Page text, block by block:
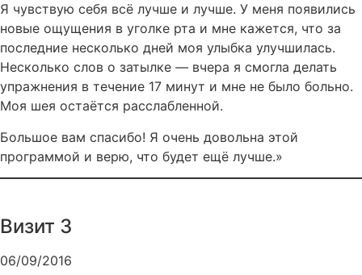
Я чувствую себя всё лучше и лучше. У меня появились
новые ощущения в уголке рта и мне кажется, что за
последние несколько дней моя улыбка улучшилась.
Несколько слов о затылке — вчера я смогла делать
упражнения в течение 17 минут и мне не было больно.
Моя шея остаётся расслабленной.
Большое вам спасибо! Я очень довольна этой
программой и верю, что будет ещё лучше.»
Визит 3
06/09/2016